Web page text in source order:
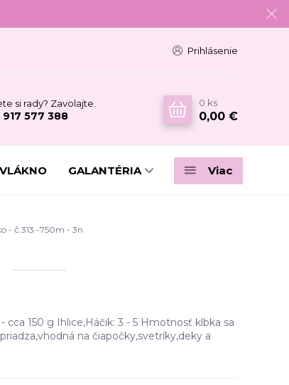
Prihlásenie
si rady? Zavolajte.
917 577 388
0 ks
0,00 €
GALANTÉRIA Viac
- č.313 -750m - 3n
cca 150 g Ihlice,Háčik: 3 - 5 Hmotnosť klbka sa
na čiapočky,svetríky,deky a